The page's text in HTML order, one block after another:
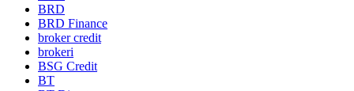
BRD
BRD Finance
broker credit
brokeri
BSG Credit
BT